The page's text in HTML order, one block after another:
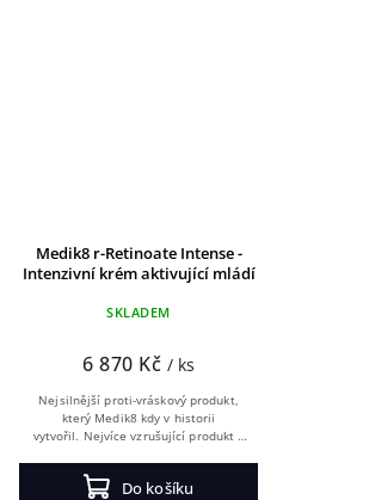
Medik8 r-Retinoate Intense -
Intenzivní krém aktivující mládí
SKLADEM
6 870 Kč / ks
Do košíku
Nejsilnější proti-vráskový produkt,
který Medik8 kdy v historii
vytvořil. Nejvíce vzrušující produkt s